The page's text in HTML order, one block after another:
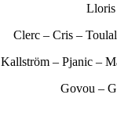
Lloris
Clerc – Cris –
Kallström – Pjanic –
Govou –